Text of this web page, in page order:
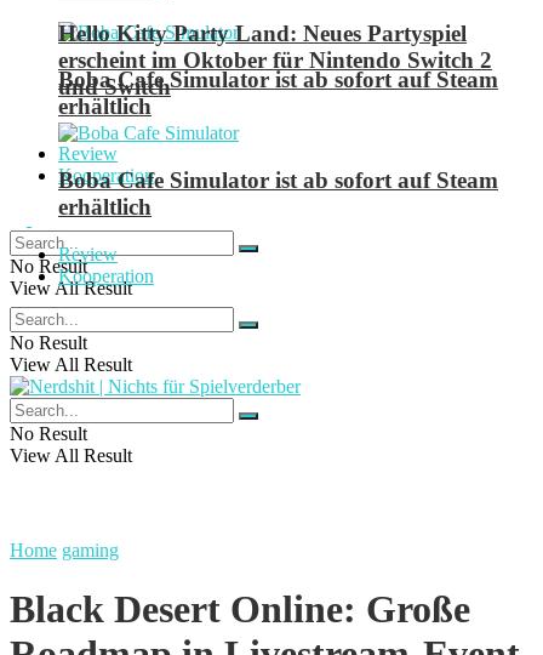
Boba Cafe Simulator ist ab sofort auf Steam
erhältlich
Review
Kooperation
No Result
View All Result
Hello Kitty Party Land: Neues Partyspiel
erscheint im Oktober für Nintendo Switch 2
und Switch
Boba Cafe Simulator ist ab sofort auf Steam
erhältlich
Review
Kooperation
No Result
View All Result
No Result
View All Result
Home gaming
Black Desert Online: Große